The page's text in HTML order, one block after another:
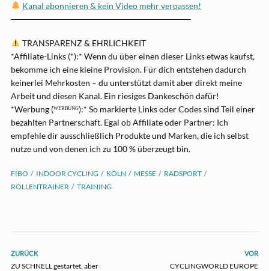
Kanal abonnieren & kein Video mehr verpassen!
──────────────────────────────
TRANSPARENZ & EHRLICHKEIT
*Affiliate-Links (*):* Wenn du über einen dieser Links etwas kaufst,
bekomme ich eine kleine Provision. Für dich entstehen dadurch
keinerlei Mehrkosten – du unterstützt damit aber direkt meine
Arbeit und diesen Kanal. Ein riesiges Dankeschön dafür!
*Werbung (ᵂᴱᴿᴮᵁᴺᴳ):* So markierte Links oder Codes sind Teil einer
bezahlten Partnerschaft. Egal ob Affiliate oder Partner: Ich
empfehle dir ausschließlich Produkte und Marken, die ich selbst
nutze und von denen ich zu 100 % überzeugt bin.
FIBO INDOOR CYCLING KÖLN MESSE
RADSPORT
ROLLENTRAINER
TRAINING
ZURÜCK
ZU SCHNELL gestartet, aber
VOR
CYCLINGWORLD EUROPE